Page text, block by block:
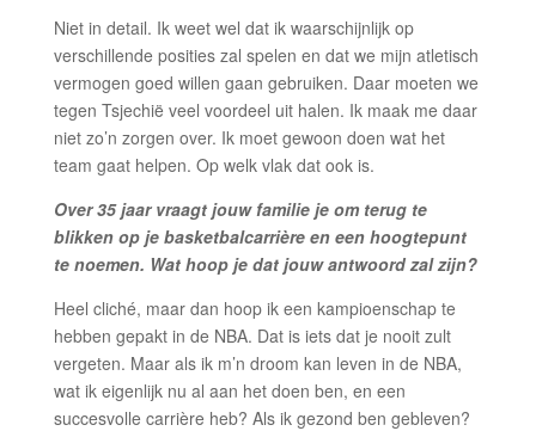
Niet in detail. Ik weet wel dat ik waarschijnlijk op
verschillende posities zal spelen en dat we mijn atletisch
vermogen goed willen gaan gebruiken. Daar moeten we
tegen Tsjechië veel voordeel uit halen. Ik maak me daar
niet zo’n zorgen over. Ik moet gewoon doen wat het
team gaat helpen. Op welk vlak dat ook is.
Over 35 jaar vraagt jouw familie je om terug te
blikken op je basketbalcarrière en een hoogtepunt
te noemen. Wat hoop je dat jouw antwoord zal zijn?
Heel cliché, maar dan hoop ik een kampioenschap te
hebben gepakt in de NBA. Dat is iets dat je nooit zult
vergeten. Maar als ik m’n droom kan leven in de NBA,
wat ik eigenlijk nu al aan het doen ben, en een
succesvolle carrière heb? Als ik gezond ben gebleven?